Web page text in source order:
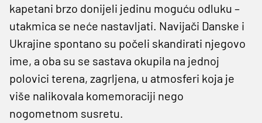
kapetani brzo donijeli jedinu moguću odluku –
utakmica se neće nastavljati. Navijači Danske i
Ukrajine spontano su počeli skandirati njegovo
ime, a oba su se sastava okupila na jednoj
polovici terena, zagrljena, u atmosferi koja je
više nalikovala komemoraciji nego
nogometnom susretu.